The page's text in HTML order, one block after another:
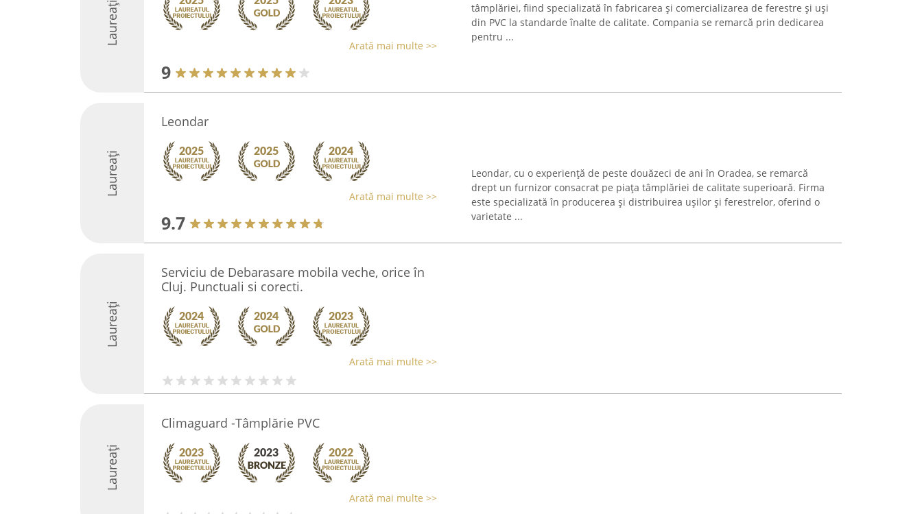
Laureați Arată mai multe >>
9
tâmplăriei, fiind specializată în fabricarea și comercializarea de ferestre și uși
din PVC la standarde înalte de calitate. Compania se remarcă prin dedicarea
pentru ...
Laureați
Leondar
Arată mai multe >>
9.7
Leondar, cu o experiență de peste douăzeci de ani în Oradea, se remarcă
drept un furnizor consacrat pe piața tâmplăriei de calitate superioară. Firma
este specializată în producerea și distribuirea ușilor și ferestrelor, oferind o
varietate ...
Laureați
Serviciu de Debarasare mobila veche, orice în
Cluj. Punctuali si corecti.
Arată mai multe >>
Laureați
Climaguard -Tâmplărie PVC
Arată mai multe >>